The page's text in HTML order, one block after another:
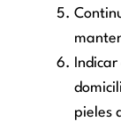
pieles